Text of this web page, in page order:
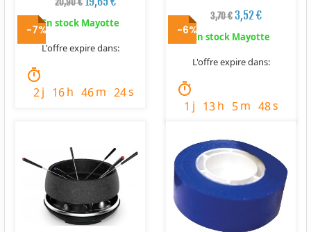
En stock Mayotte
L'offre expire dans:
timer
2j 16h 46m 23s
3,70 €3,52 €
En stock Mayotte
L'offre expire dans:
timer
1 j 13h 5m 47s
-7% -6%